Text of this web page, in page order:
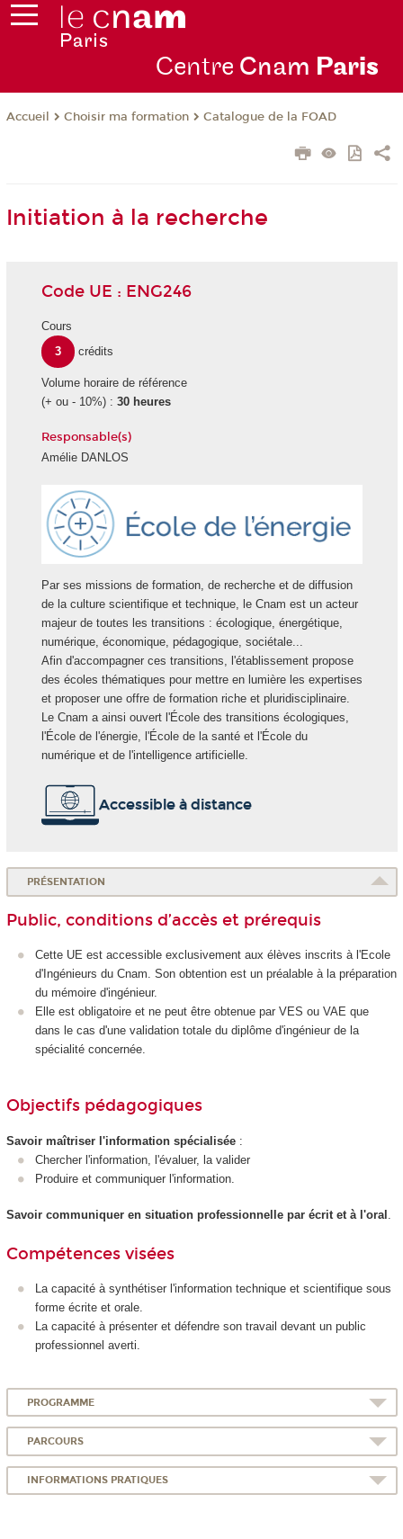
Centre Cnam Paris
Accueil Choisir ma formation Catalogue de la FOAD
Initiation à la recherche
Code UE : ENG246
Cours
3
crédits
Volume horaire de référence
(+ ou - 10%) : 30 heures
Responsable(s)
Amélie DANLOS
Par ses missions de formation, de recherche et de diffusion
de la culture scientifique et technique, le Cnam est un acteur
majeur de toutes les transitions : écologique, énergétique,
numérique, économique, pédagogique, sociétale...
Afin d'accompagner ces transitions, l'établissement propose
des écoles thématiques pour mettre en lumière les expertises
et proposer une offre de formation riche et pluridisciplinaire.
Le Cnam a ainsi ouvert l'École des transitions écologiques,
l'École de l'énergie, l'École de la santé et l'École du
numérique et de l'intelligence artificielle.
Accessible à distance
PRÉSENTATION
Public, conditions d’accès et prérequis
Cette UE est accessible exclusivement aux élèves inscrits à l'Ecole
d'Ingénieurs du Cnam. Son obtention est un préalable à la préparation
du mémoire d'ingénieur.
Elle est obligatoire et ne peut être obtenue par VES ou VAE que
dans le cas d'une validation totale du diplôme d'ingénieur de la
spécialité concernée.
Objectifs pédagogiques
Savoir maîtriser l'information spécialisée:
Chercher l'information, l'évaluer, la valider
Produire et communiquer l'information.
Savoir communiquer en situation professionnelle par écrit et à l'oral .
Compétences visées
La capacité à synthétiser l'information technique et scientifique sous
forme écrite et orale.
La capacité à présenter et défendre son travail devant un public
professionnel averti.
PROGRAMME
PARCOURS
INFORMATIONS PRATIQUES